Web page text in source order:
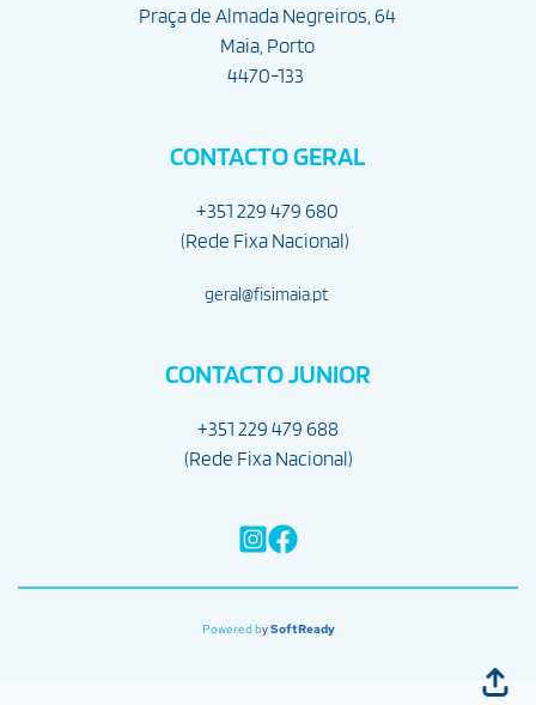
Praça de Almada Negreiros, 64
Maia, Porto
4470-133
CONTACTO GERAL
+351 229 479 680
(Rede Fixa Nacional)
geral@fisimaia.pt
CONTACTO JUNIOR
+351 229 479 688
(Rede Fixa Nacional)
Powered by SoftReady